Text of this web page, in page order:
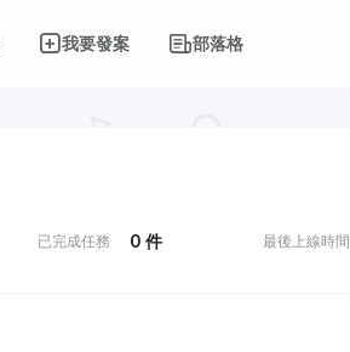
我要發案 部落格
已完成任務 0 件 最後上線時間